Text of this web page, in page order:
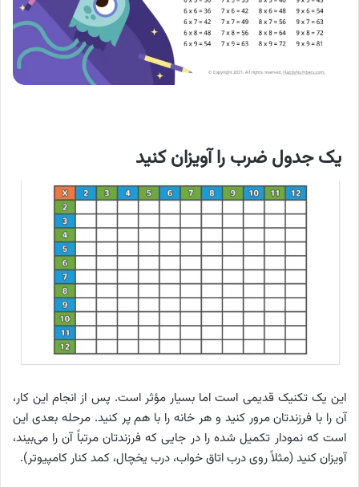
یک جدول ضرب را آویزان کنید
این یک تکنیک قدیمی است اما بسیار مؤثر است. پس از انجام این کار،
آن را با فرزندتان مرور کنید و هر خانه را با هم پر کنید. مرحله بعدی این
است که نمودار تکمیل شده را در جایی که فرزندتان مرتباً آن را می‌بیند،
آویزان کنید (مثلاً روی درب اتاق خواب، درب یخچال، کمد کنار کامپیوتر).